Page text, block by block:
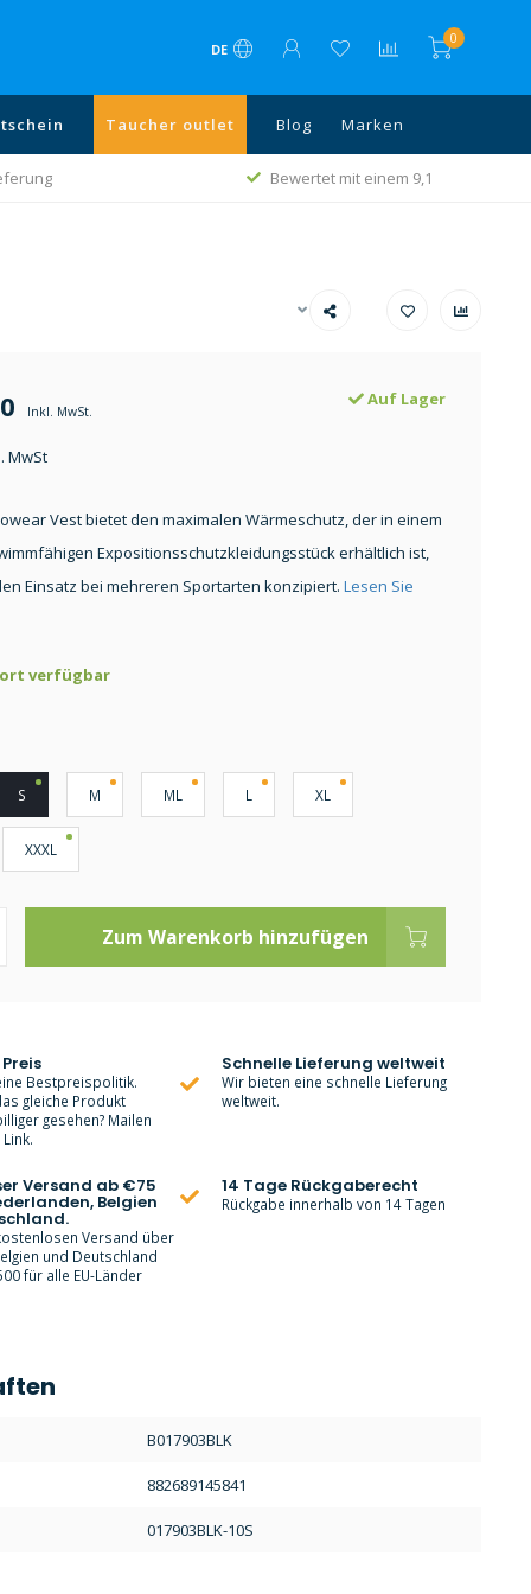
DE
0
Taucher outlet Blog Marken
Bewertet mit einem 9,1
Inkl. MwSt.
MwSt
Auf Lager
Vest bietet den maximalen Wärmeschutz, der in einem
Expositionsschutzkleidungsstück erhältlich ist,
Einsatz bei mehreren Sportarten konzipiert. Lesen Sie
verfügbar
S M ML L XL
XXXL
Zum Warenkorb hinzufügen
Bestpreispolitik.
gleiche Produkt
gesehen? Mailen
Schnelle Lieferung weltweit
Wir bieten eine schnelle Lieferung
weltweit.
Versand ab €75
Belgien
Versand über
und Deutschland
für alle EU-Länder
14 Tage Rückgaberecht
Rückgabe innerhalb von 14 Tagen
B017903BLK
882689145841
017903BLK-10S